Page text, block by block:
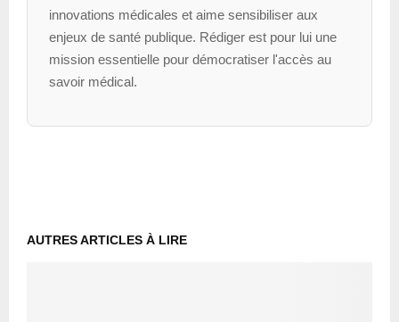
innovations médicales et aime sensibiliser aux
enjeux de santé publique. Rédiger est pour lui une
mission essentielle pour démocratiser l'accès au
savoir médical.
AUTRES ARTICLES À LIRE